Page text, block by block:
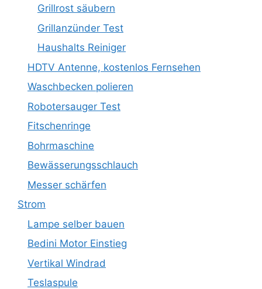
Grillrost säubern
Grillanzünder Test
Haushalts Reiniger
HDTV Antenne, kostenlos Fernsehen
Waschbecken polieren
Robotersauger Test
Fitschenringe
Bohrmaschine
Bewässerungsschlauch
Messer schärfen
Strom
Lampe selber bauen
Bedini Motor Einstieg
Vertikal Windrad
Teslaspule